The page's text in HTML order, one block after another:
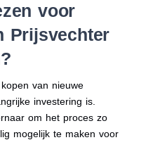
voor
Prijsvechter
van nieuwe
investering is.
om het proces zo
mogelijk te maken voor